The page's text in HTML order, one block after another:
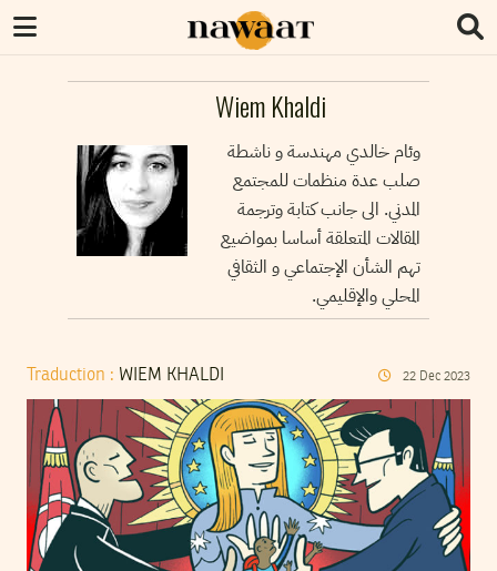
Wiem Khaldi
وئام خالدي مهندسة و ناشطة
صلب عدة منظمات للمجتمع
المدني. الى جانب كتابة وترجمة
المقالات المتعلقة أساسا بمواضيع
تهم الشأن الإجتماعي و الثقافي
المحلي والإقليمي.
Traduction : WIEM KHALDI 22 Dec 2023